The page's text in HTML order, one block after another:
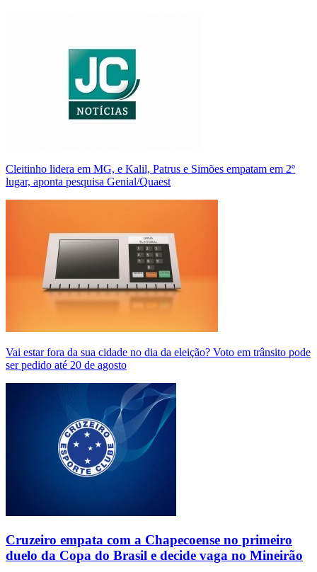
Cleitinho lidera em MG, e Kalil, Patrus e Simões empatam em 2º
lugar, aponta pesquisa Genial/Quaest
Vai estar fora da sua cidade no dia da eleição? Voto em trânsito pode
ser pedido até 20 de agosto
Cruzeiro empata com a Chapecoense no primeiro
duelo da Copa do Brasil e decide vaga no Mineirão